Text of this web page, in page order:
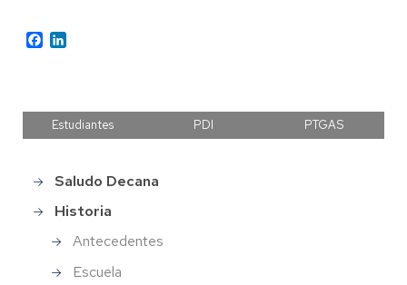
Facebook
Estudiantes PDI PTGAS
Main
menu
Saludo Decana
Historia
Antecedentes
Escuela